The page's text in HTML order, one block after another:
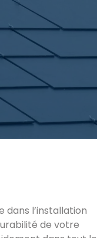
dans l’installation
de votre